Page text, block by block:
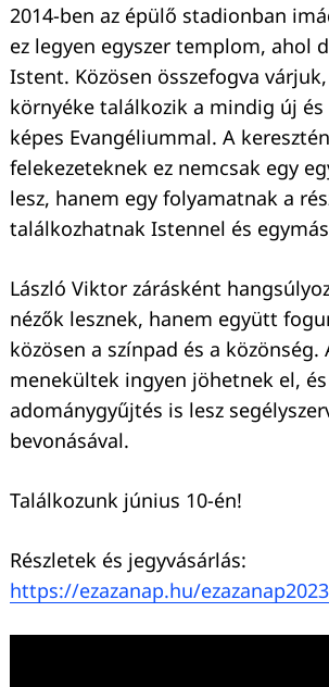
2014-ben az épülő stadionban
ez legyen egyszer templom, ahol
Istent. Közösen összefogva
környéke találkozik a mindig új
képes Evangéliummal. A
felekezeteknek ez nemcsak egy
lesz, hanem egy folyamatnak a
találkozhatnak Istennel és
László Viktor zárásként
nézők lesznek, hanem együtt
közösen a színpad és a
menekültek ingyen jöhetnek el,
adománygyűjtés is lesz
bevonásával.
Találkozunk június 10-én!
Részletek és jegyvásárlás:
https://ezazanap.hu/